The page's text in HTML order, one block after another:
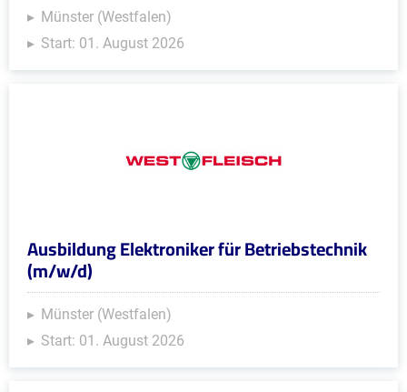
Münster (Westfalen)
Start: 01. August 2026
Ausbildung Elektroniker für Betriebstechnik
(m/w/d)
Münster (Westfalen)
Start: 01. August 2026